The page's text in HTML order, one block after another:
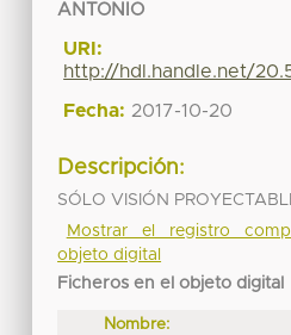
ANTONIO
URI:
http://hdl.handle.net/
Fecha: 2017-10-20
Descripción:
SÓLO VISIÓN
Mostrar el registro
objeto digital
Ficheros en el objeto digital
Nombre: